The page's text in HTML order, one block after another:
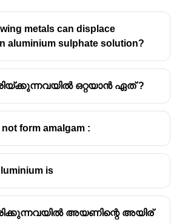
metals can displace
aluminium sulphate solution?
ഒറ്റയാൻ ഏത് ?
form amalgam :
is
അയണിന്റെ അയിര്